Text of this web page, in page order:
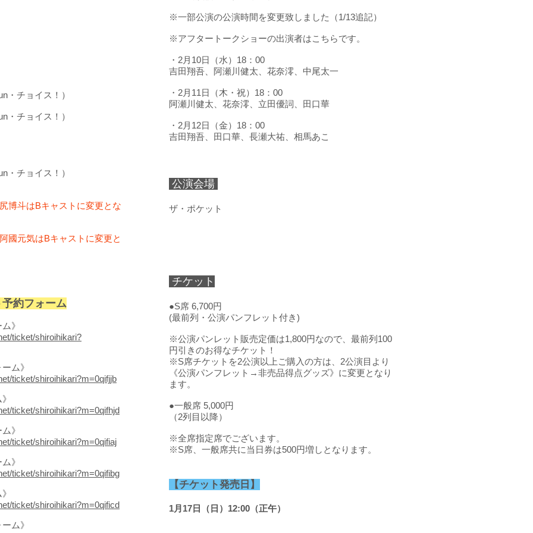
チョイス！）
チョイス！）
チョイス！）
博斗はBキャストに変更とな
國元気はBキャストに変更と
約フォーム
》
ticket/shiroihikari?
ム》
ticket/shiroihikari?m=0qifjjb
ticket/shiroihikari?m=0qifhjd
》
ticket/shiroihikari?m=0qifiaj
》
ticket/shiroihikari?m=0qifibg
ticket/shiroihikari?m=0qificd
ム》
※一部公演の公演時間を変更致しました（1/13追記）
※アフタートークショーの出演者はこちらです。
・2月10日（水）18：00
吉田翔吾、阿瀬川健太、花奈澪、中尾太一
・2月11日（木・祝）18：00
阿瀬川健太、花奈澪、立田優詞、田口華
​・2月12日（金）18：00
吉田翔吾、田口華、長瀬大祐、相馬あこ
公演会場
​ザ・ポケット
チケット
●S席 6,700円
(最前列・公演パンフレット付き)
※公演パンレット販売定価は1,800円なので、最前列100
円引きのお得なチケット！
※S席チケットを2公演以上ご購入の方は、2公演目より
《公演パンフレット→非売品得点グッズ》に変更となり
ます。
●一般席 5,000円
（2列目以降）
※全席指定席でございます。
※S席、一般席共に当日券は500円増しとなります。
【チケット発売日】
1月17日（日）12:00（正午）